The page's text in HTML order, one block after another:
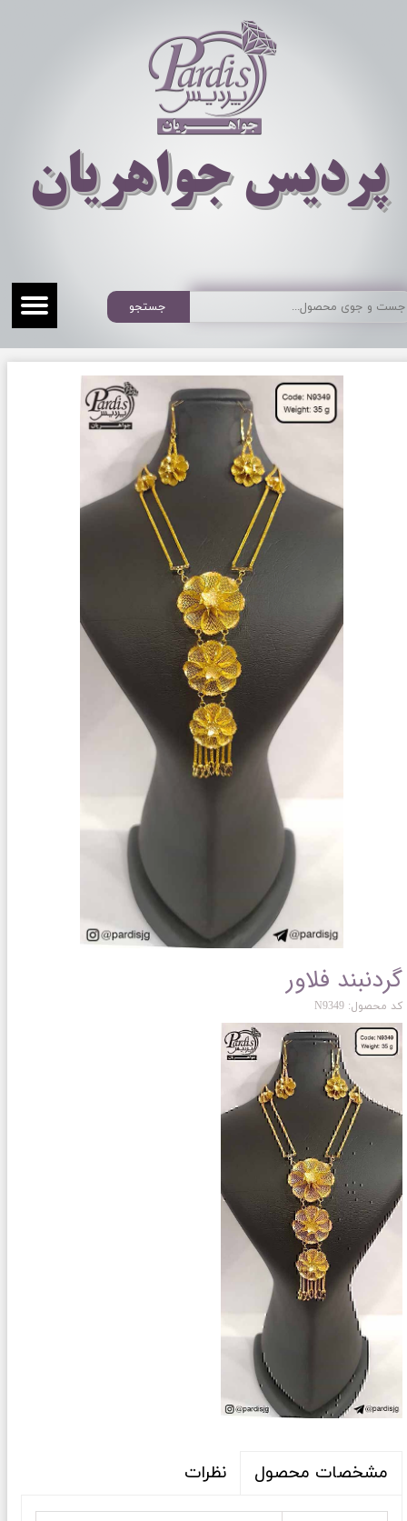
​​​​پردیس جواهریان
جستجو
گردنبند فلاور
کد محصول: N9349
مشخصات محصول نظرات